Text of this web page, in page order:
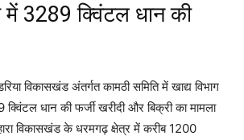
में 3289 क्विंटल धान की
विकासखंड अंतर्गत कामठी समिति में खाद्य विभाग
धान की फर्जी खरीदी और बिक्री का मामला
विकासखंड के धरमगढ़ क्षेत्र में करीब 1200